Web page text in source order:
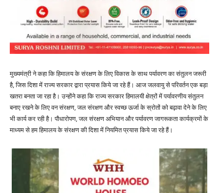
मुख्यमंत्री ने कहा कि हिमालय के संरक्षण के लिए विकास के साथ पर्यावरण का संतुलन जरूरी
है, जिस दिशा में राज्य सरकार द्वारा प्रयास किये जा रहे हैं। आज जलवायु से परिवर्तन एक बड़ा
खतरा बनता जा रहा है। उन्होंने कहा कि राज्य सरकार हिमालयी क्षेत्रों में पर्यावरणीय संतुलन
बनाए रखने के लिए वन संरक्षण, जल संरक्षण और स्वच्छ ऊर्जा के स्रोतों को बढ़ावा देने के लिए
भी कार्य कर रही है। पौधारोपण, जल संरक्षण अभियान और पर्यावरण जागरूकता कार्यक्रमों के
माध्यम से हम हिमालय के संरक्षण की दिशा में नियमित प्रयास किये जा रहे हैं।